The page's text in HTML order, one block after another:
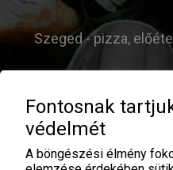
Szeged - pizza,
© GURU - Pizza Pasta
Fontosnak
védelmét
A böngészési élmény